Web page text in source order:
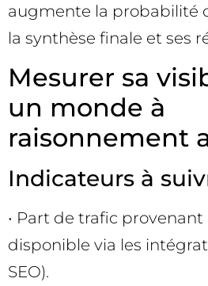
augmente la probabilité
la synthèse finale et ses
Mesurer sa
un monde à
raisonnement
Indicateurs à
• Part de trafic provenant
disponible via les
SEO).